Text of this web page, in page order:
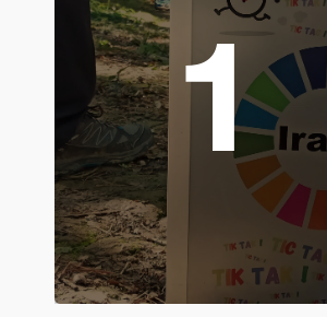
1
Baliabidenaturalen
kudeaketa arduratsuari
lotutako ingurumen-
erronken eta
iraunkortasunaren
garrantziaren inguruan
heztea.